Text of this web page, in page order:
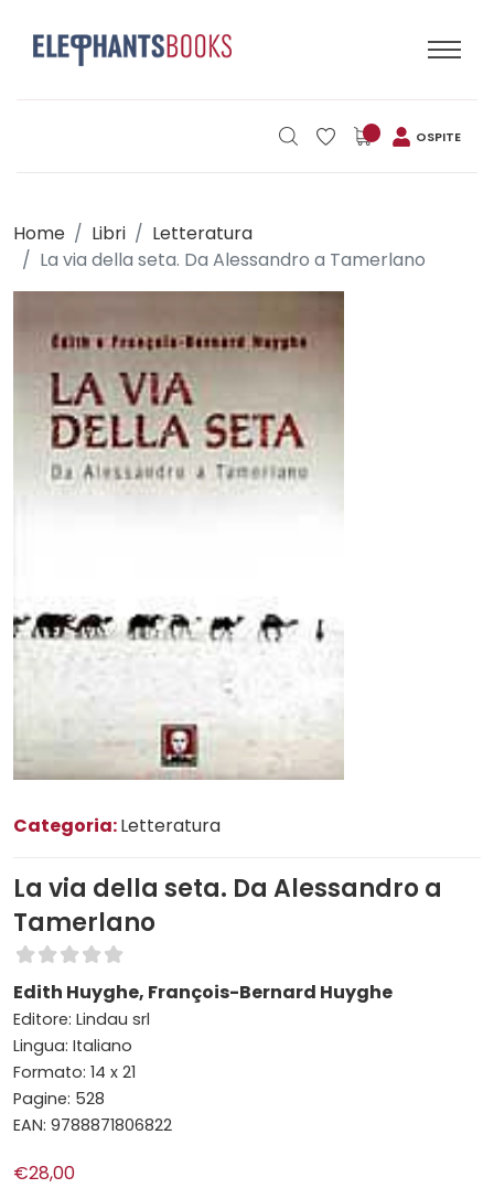
OSPITE
Home Libri
Letteratura
La via della seta. Da Alessandro a Tamerlano
Categoria:Letteratura
La via della seta. Da Alessandro a
Tamerlano
Edith Huyghe, François-Bernard Huyghe
Editore: Lindau srl
Lingua: Italiano
Formato: 14 x 21
Pagine: 528
EAN: 9788871806822
€28,00